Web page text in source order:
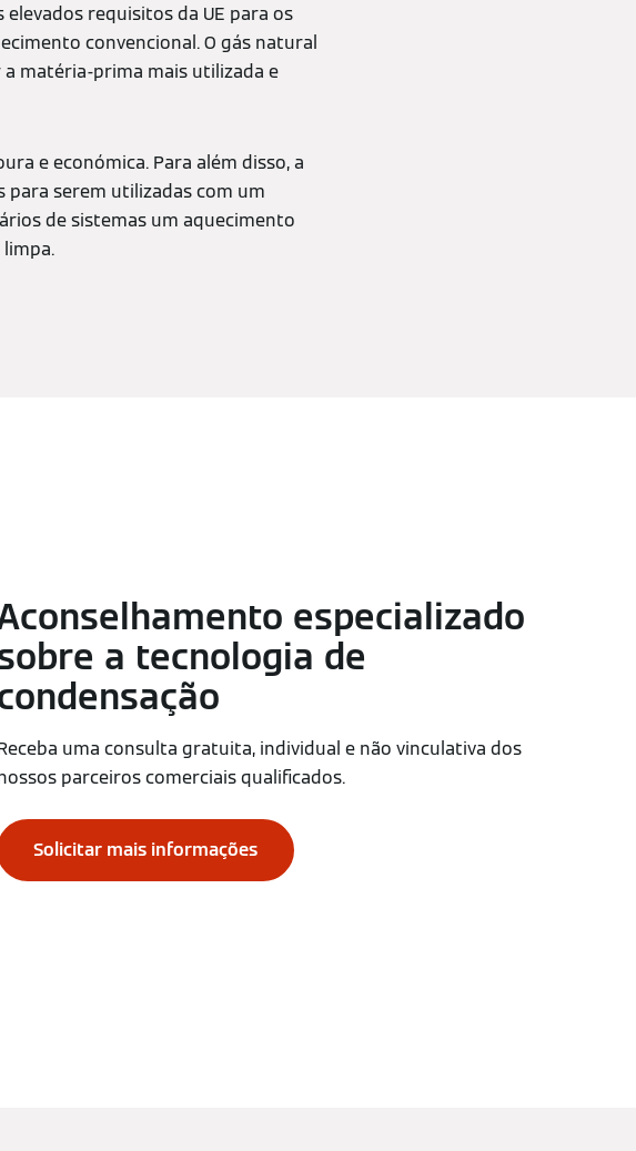
requisitos da UE para os
convencional. O gás natural
matéria-prima mais utilizada e
e económica. Para além disso, a
para serem utilizadas com um
de sistemas um aquecimento
especializado
a tecnologia de
uma consulta gratuita, individual e não vinculativa dos
parceiros comerciais qualificados.
Solicitar mais informações